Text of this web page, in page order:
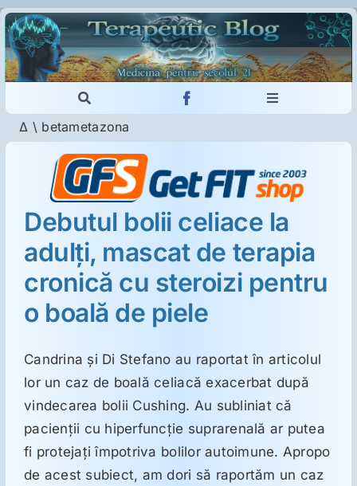
Skip
to
content
Toggle
Navigation
Cautare...
Toggle
Imunologie
Dermatologie
Psihiatrie
Neurologie
Intoleranţa la gluten
Suplimente
Reumatologie
Δ \ betametazona
Debutul bolii celiace la
adulţi, mascat de terapia
cronică cu steroizi pentru
o boală de piele
Candrina şi Di Stefano au raportat în articolul
lor un caz de boală celiacă exacerbat după
vindecarea bolii Cushing. Au subliniat că
pacienţii cu hiperfuncţie suprarenală ar putea
fi protejaţi împotriva bolilor autoimune. Apropo
de acest subiect, am dori să raportăm un caz